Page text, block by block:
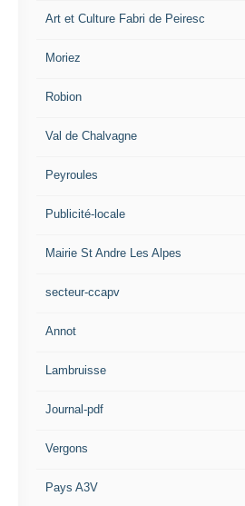
Art et Culture Fabri de Peiresc
Moriez
Robion
Val de Chalvagne
Peyroules
Publicité-locale
Mairie St Andre Les Alpes
secteur-ccapv
Annot
Lambruisse
Journal-pdf
Vergons
Pays A3V